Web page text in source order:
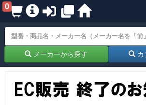
0
メーカーから探す カ